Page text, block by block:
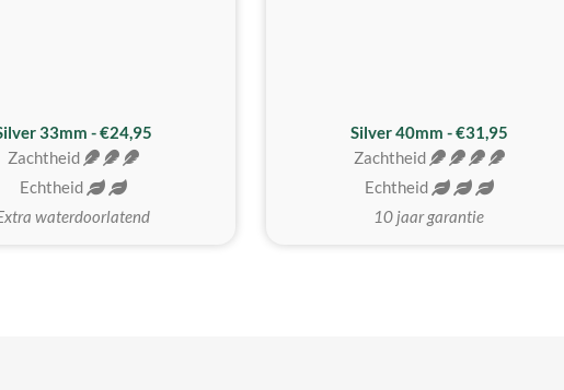
33mm - €24,95
Zachtheid
Echtheid
waterdoorlatend
Silver 40mm - €31,95
Zachtheid
Echtheid
10 jaar garantie